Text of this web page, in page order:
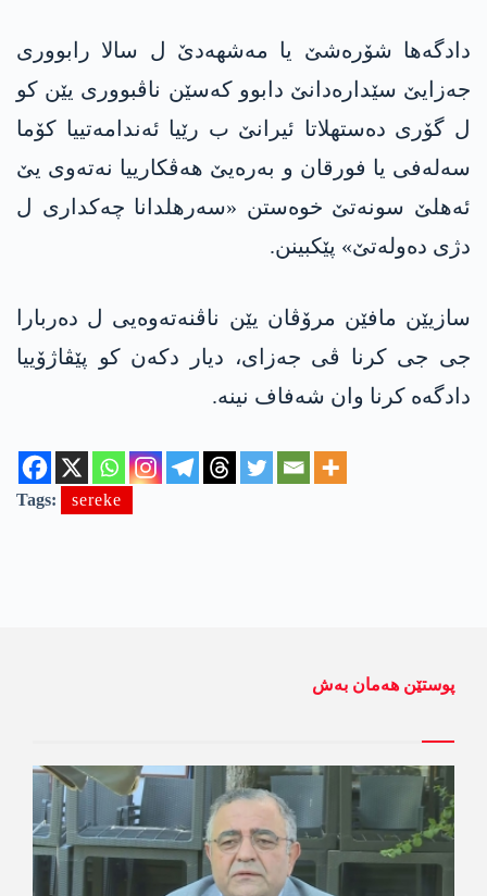
دادگەھا شۆرەشێ یا مەشھەدێ ل سالا رابووری
جەزایێ سێداره‌دانێ دابوو کەسێن ناڤبووری یێن کو
ل گۆری ده‌ستهلاتا ئیرانێ ب رێیا ئەندامەتییا کۆما
سەلەفی یا فورقان و به‌ره‌یێ ھەڤکارییا نەتەوی یێ
ئەھلێ سونەتێ خوه‌ستن «سەرھلدانا چەکداری ل
دژی دەولەتێ» پێكبینن.
سازیێن مافێن مرۆڤان یێن ناڤنەتەوەیی ل ده‌ربارا
جی جی كرنا ڤی جه‌زای، دیار دکه‌ن کو پێڤاژۆییا
دادگه‌ه كرنا وان شەفاف نینە.
Tags: sereke
پوستێن ھەمان بەش